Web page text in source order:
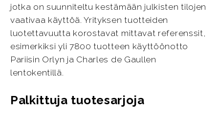
jotka on suunniteltu kestämään julkisten tilojen
vaativaa käyttöä. Yrityksen tuotteiden
luotettavuutta korostavat mittavat referenssit,
esimerkiksi yli 7800 tuotteen käyttöönotto
Pariisin Orlyn ja Charles de Gaullen
lentokentillä.
Palkittuja tuotesarjoja